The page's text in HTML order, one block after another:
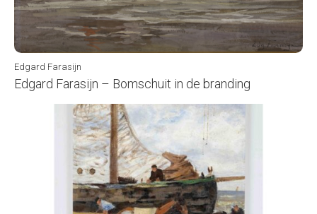
Edgard Farasijn
Edgard Farasijn – Bomschuit in de branding